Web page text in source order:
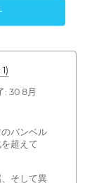
30 8月
バンベル
超えて
そして異